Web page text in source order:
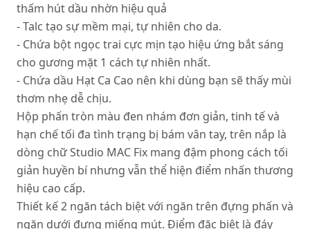
thấm hút dầu nhờn hiệu quả
- Talc tạo sự mềm mại, tự nhiên cho da.
- Chứa bột ngọc trai cực mịn tạo hiệu ứng bắt sáng
cho gương mặt 1 cách tự nhiên nhất.
- Chứa dầu Hạt Ca Cao nên khi dùng bạn sẽ thấy mùi
thơm nhẹ dễ chịu.
Hộp phấn tròn màu đen nhám đơn giản, tinh tế và
hạn chế tối đa tình trạng bị bám vân tay, trên nắp là
dòng chữ Studio MAC Fix mang đậm phong cách tối
giản huyền bí nhưng vẫn thể hiện điểm nhấn thương
hiệu cao cấp.
Thiết kế 2 ngăn tách biệt với ngăn trên đựng phấn và
ngăn dưới đựng miếng mút. Điểm đặc biệt là đáy